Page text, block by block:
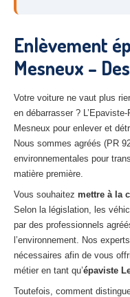
10– Aube
Tous les secteurs
VHU AGRÉE
Centreagréé VHU
Centreagréé VHU
Centre agréé VHU
Centreagréé VHU
Centreagréé VHU
Enlèvement
Mesneux –
Votre voiture ne vaut plus
en débarrasser ?
Mesneux pour enlever et
Nous sommes agréés (PR
environnementales pour
matière première.
Vous souhaitez mettre à la
Selon la législation, les
par des professionnels
l’environnement. Nos
nécessaires afin de vous
métier en tant qu’épaviste
Toutefois, comment